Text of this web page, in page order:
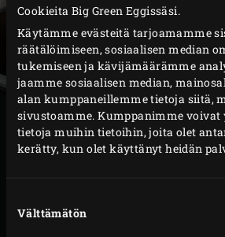
Cookieita Big Green Eggissäsi.
Käytämme evästeitä tarjoamamme
räätälöimiseen, sosiaalisen median
tukemiseen ja kävijämäärämme
jaamme sosiaalisen median,
alan kumppaneillemme tietoja siitä,
sivustoamme. Kumppanimme voivat
tietoja muihin tietoihin, joita olet
kerätty, kun olet käyttänyt heidän
valinta
VälttämätönLisää valkosipulit, salotit,